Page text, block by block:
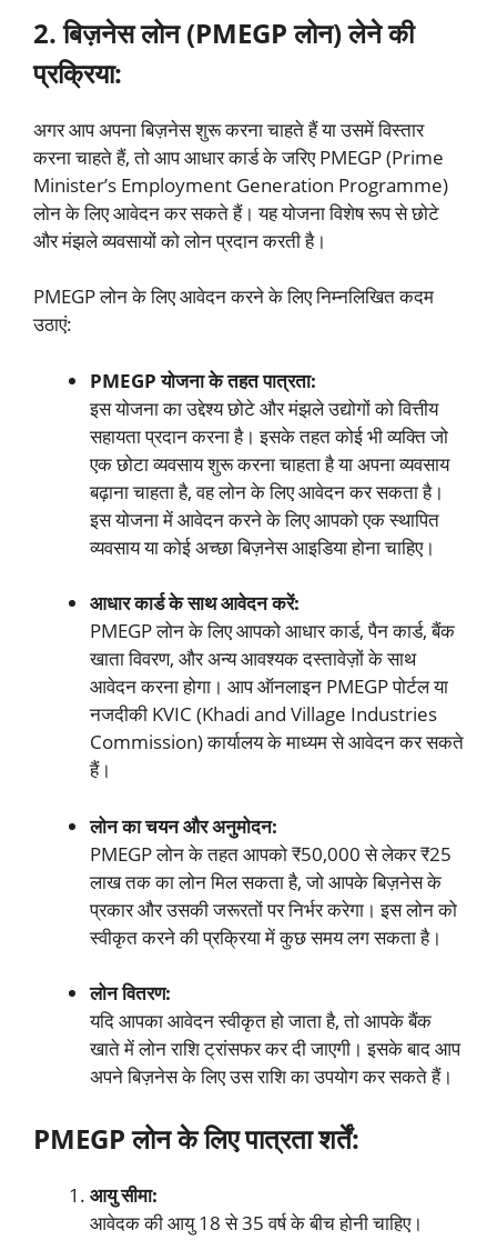
2. बिज़नेस लोन (PMEGP लोन) लेने की
प्रक्रिया:
अगर आप अपना बिज़नेस शुरू करना चाहते हैं या उसमें विस्तार
करना चाहते हैं, तो आप आधार कार्ड के जरिए PMEGP (Prime
Minister’s Employment Generation Programme)
लोन के लिए आवेदन कर सकते हैं। यह योजना विशेष रूप से छोटे
और मंझले व्यवसायों को लोन प्रदान करती है।
PMEGP लोन के लिए आवेदन करने के लिए निम्नलिखित कदम
उठाएं:
PMEGP योजना के तहत पात्रता:
इस योजना का उद्देश्य छोटे और मंझले उद्योगों को वित्तीय
सहायता प्रदान करना है। इसके तहत कोई भी व्यक्ति जो
एक छोटा व्यवसाय शुरू करना चाहता है या अपना व्यवसाय
बढ़ाना चाहता है, वह लोन के लिए आवेदन कर सकता है।
इस योजना में आवेदन करने के लिए आपको एक स्थापित
व्यवसाय या कोई अच्छा बिज़नेस आइडिया होना चाहिए।
आधार कार्ड के साथ आवेदन करें:
PMEGP लोन के लिए आपको आधार कार्ड, पैन कार्ड, बैंक
खाता विवरण, और अन्य आवश्यक दस्तावेज़ों के साथ
आवेदन करना होगा। आप ऑनलाइन PMEGP पोर्टल या
नजदीकी KVIC (Khadi and Village Industries
Commission) कार्यालय के माध्यम से आवेदन कर सकते
हैं।
लोन का चयन और अनुमोदन:
PMEGP लोन के तहत आपको ₹50,000 से लेकर ₹25
लाख तक का लोन मिल सकता है, जो आपके बिज़नेस के
प्रकार और उसकी जरूरतों पर निर्भर करेगा। इस लोन को
स्वीकृत करने की प्रक्रिया में कुछ समय लग सकता है।
लोन वितरण:
यदि आपका आवेदन स्वीकृत हो जाता है, तो आपके बैंक
खाते में लोन राशि ट्रांसफर कर दी जाएगी। इसके बाद आप
अपने बिज़नेस के लिए उस राशि का उपयोग कर सकते हैं।
PMEGP लोन के लिए पात्रता शर्तें:
आयु सीमा:
आवेदक की आयु 18 से 35 वर्ष के बीच होनी चाहिए।